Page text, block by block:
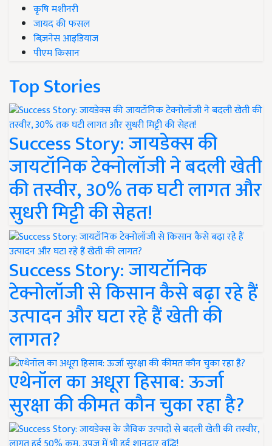
कृषि मशीनरी
जायद की फसल
बिज़नेस आइडियाज
पीएम किसान
Top Stories
Success Story: जायडेक्स की
जायटॉनिक टेक्नोलॉजी ने बदली खेती
की तस्वीर, 30% तक घटी लागत और
सुधरी मिट्टी की सेहत!
Success Story: जायटॉनिक
टेक्नोलॉजी से किसान कैसे बढ़ा रहे हैं
उत्पादन और घटा रहे हैं खेती की
लागत?
एथेनॉल का अधूरा हिसाब: ऊर्जा
सुरक्षा की कीमत कौन चुका रहा है?